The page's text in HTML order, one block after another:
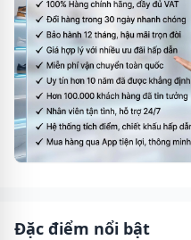
Đặc điểm nổi bật